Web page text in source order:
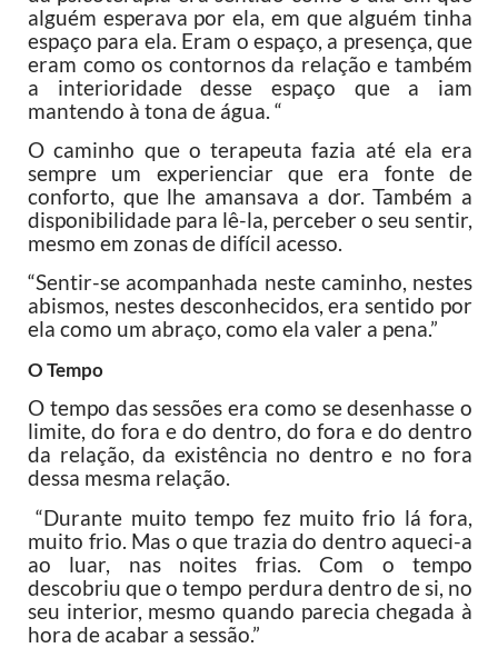
alguém esperava por ela, em que alguém tinha
espaço para ela. Eram o espaço, a presença, que
eram como os contornos da relação e também
a interioridade desse espaço que a iam
mantendo à tona de água. “
O caminho que o terapeuta fazia até ela era
sempre um experienciar que era fonte de
conforto, que lhe amansava a dor. Também a
disponibilidade para lê-la, perceber o seu sentir,
mesmo em zonas de difícil acesso.
“Sentir-se acompanhada neste caminho, nestes
abismos, nestes desconhecidos, era sentido por
ela como um abraço, como ela valer a pena.”
O Tempo
O tempo das sessões era como se desenhasse o
limite, do fora e do dentro, do fora e do dentro
da relação, da existência no dentro e no fora
dessa mesma relação.
“Durante muito tempo fez muito frio lá fora,
muito frio. Mas o que trazia do dentro aqueci-a
ao luar, nas noites frias. Com o tempo
descobriu que o tempo perdura dentro de si, no
seu interior, mesmo quando parecia chegada à
hora de acabar a sessão.”